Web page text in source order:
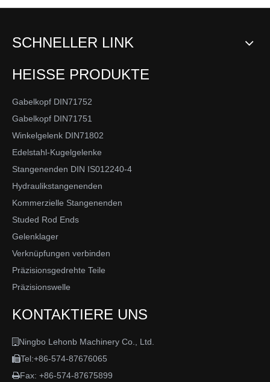
SCHNELLER LINK
HEISSE PRODUKTE
Gabelkopf DIN71752
Gabelkopf DIN71751
Winkelgelenk DIN71802
Edelstahl-Kugelgelenke
Stangenenden DIN IS012240-4
Hydraulikstangenenden
Kommerzielle Stangenenden
Studed Rod Ends
Gelenklager
Verknüpfungen verbinden
Präzisionsgedrehte Teile
Präzisionswelle
KONTAKTIERE UNS
 Ningbo Lehonb Machinery Co., Ltd.
Tel:+86-574-87676065
Fax: +86-574-87675899